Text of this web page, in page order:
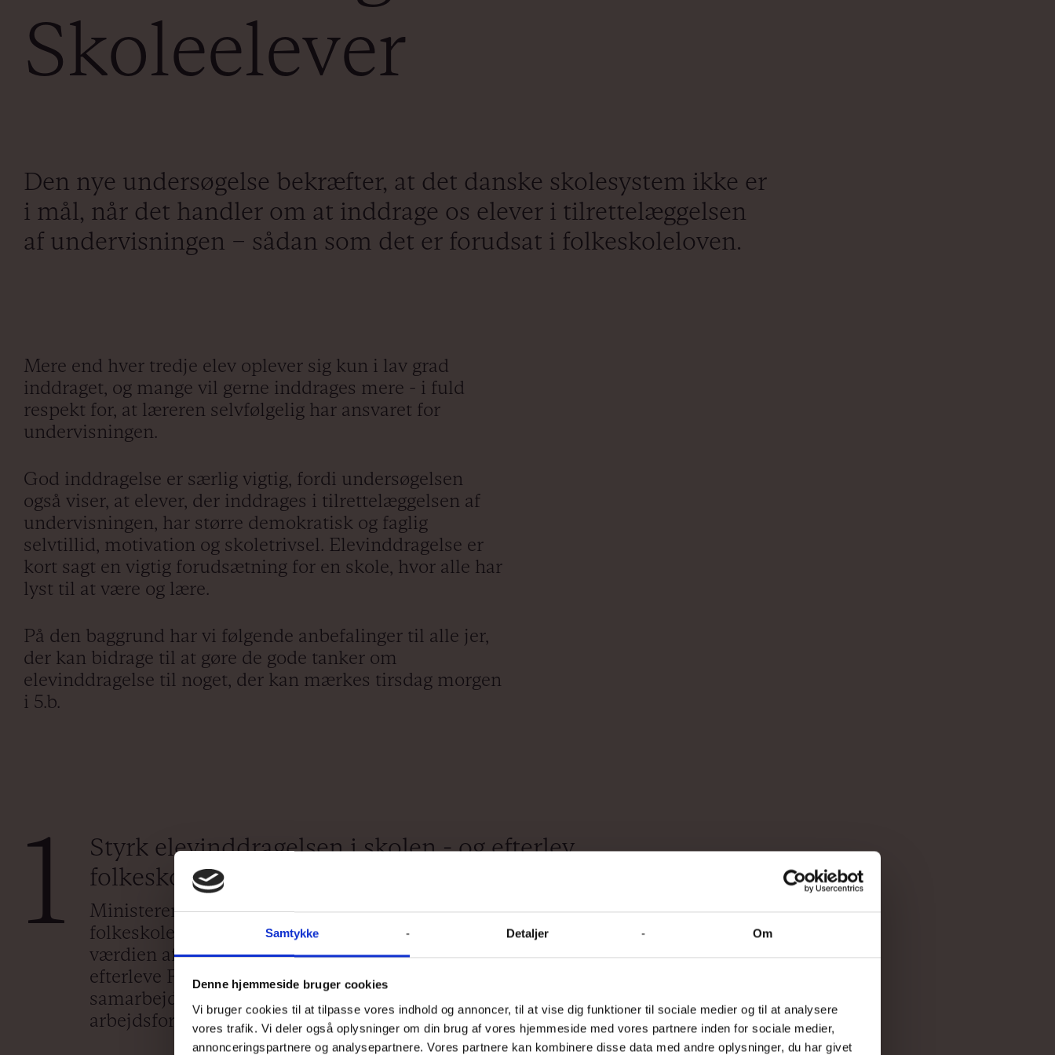
Samtykke Detaljer Om
Denne hjemmeside bruger cookies
Vi bruger cookies til at tilpasse vores indhold og annoncer, til at vise dig funktioner til sociale medier og til at analysere
vores trafik. Vi deler også oplysninger om din brug af vores hjemmeside med vores partnere inden for sociale medier,
annonceringspartnere og analysepartnere. Vores partnere kan kombinere disse data med andre oplysninger, du har givet
Skoleelever
Den nye undersøgelse bekræfter, at det danske skolesystem ikke er
i mål, når det handler om at inddrage os elever i tilrettelæggelsen
af undervisningen – sådan som det er forudsat i folkeskoleloven.
Mere end hver tredje elev oplever sig kun i lav grad
inddraget, og mange vil gerne inddrages mere - i fuld
respekt for, at læreren selvfølgelig har ansvaret for
undervisningen.
God inddragelse er særlig vigtig, fordi undersøgelsen
også viser, at elever, der inddrages i tilrettelæggelsen af
undervisningen, har større demokratisk og faglig
selvtillid, motivation og skoletrivsel. Elevinddragelse er
kort sagt en vigtig forudsætning for en skole, hvor alle har
lyst til at være og lære.
På den baggrund har vi følgende anbefalinger til alle jer,
der kan bidrage til at gøre de gode tanker om
elevinddragelse til noget, der kan mærkes tirsdag morgen
i 5.b.
1
Styrk elevinddragelsen i skolen - og efterlev
folkeskoleloven
Ministeren og alle andre med et politisk ansvar for
folkeskolen bør sende et klart signal om vigtigheden og
værdien af at inddrage eleverne i undervisningen og
efterleve Folkeskolelovens §18, stk. 4. Denne forpligter til
samarbejde med eleverne om fastlæggelse af mål,
arbejdsformer, metoder og stofvalg.